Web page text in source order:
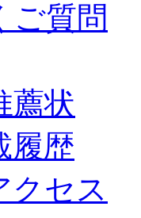
ご質問
薦状
履歴
クセス